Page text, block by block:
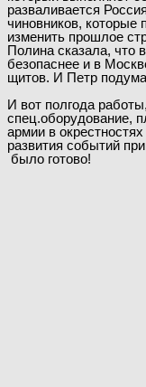
разваливается
чиновников,
изменить прошлое
Полина сказала,
безопаснее и в
щитов. И Петр
И вот полгода
спец.оборудование,
армии в
развития событий
было готово!